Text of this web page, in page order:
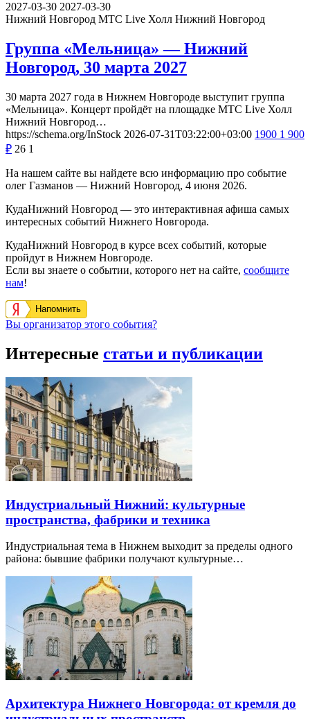
2027-03-30 2027-03-30
Нижний Новгород МТС Live Холл Нижний Новгород
Группа «Мельница» — Нижний
Новгород, 30 марта 2027
30 марта 2027 года в Нижнем Новгороде выступит группа
«Мельница». Концерт пройдёт на площадке МТС Live Холл
Нижний Новгород…
https://schema.org/InStock 2026-07-31T03:22:00+03:00 1900 1 900
₽ 26 1
На нашем сайте вы найдете всю информацию про событие
олег Газманов — Нижний Новгород, 4 июня 2026.
КудаНижний Новгород — это интерактивная афиша самых
интересных событий Нижнего Новгорода.
КудаНижний Новгород в курсе всех событий, которые
пройдут в Нижнем Новгороде.
Если вы знаете о событии, которого нет на сайте, сообщите
нам!
Напомнить
Вы организатор этого события?
Интересные статьи и публикации
Индустриальный Нижний: культурные
пространства, фабрики и техника
Индустриальная тема в Нижнем выходит за пределы одного
района: бывшие фабрики получают культурные…
Архитектура Нижнего Новгорода: от кремля до